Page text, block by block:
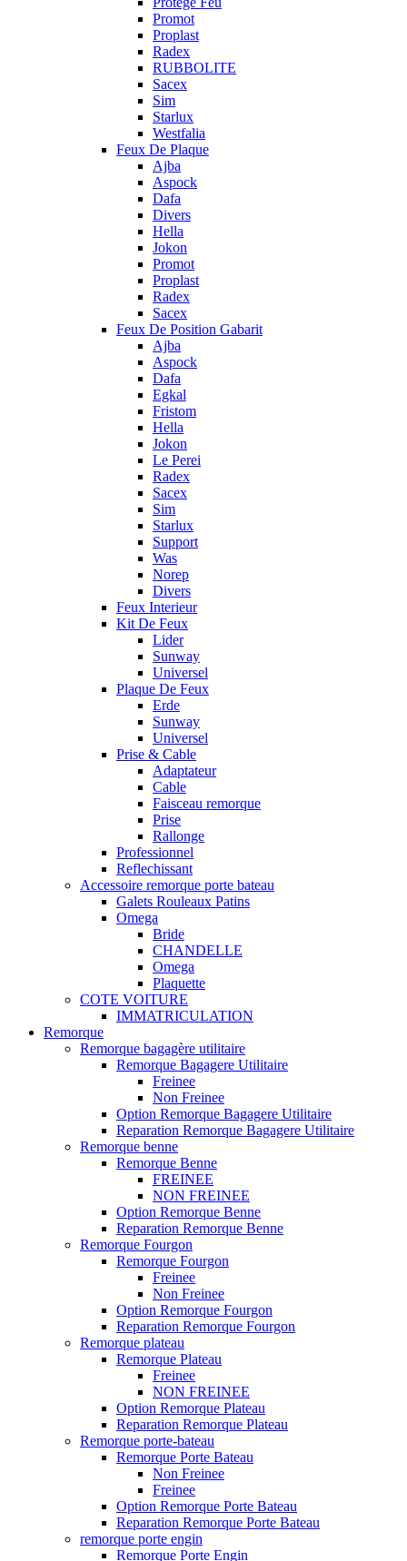
Promot
Proplast
Radex
RUBBOLITE
Sacex
Sim
Starlux
Westfalia
Feux De Plaque
Ajba
Aspock
Dafa
Divers
Hella
Jokon
Promot
Proplast
Radex
Sacex
Feux De Position Gabarit
Ajba
Aspock
Dafa
Egkal
Fristom
Hella
Jokon
Le Perei
Radex
Sacex
Sim
Starlux
Support
Was
Norep
Divers
Feux Interieur
Kit De Feux
Lider
Sunway
Universel
Plaque De Feux
Erde
Sunway
Universel
Prise & Cable
Adaptateur
Cable
Faisceau remorque
Prise
Rallonge
Professionnel
Reflechissant
Accessoire remorque porte bateau
Galets Rouleaux Patins
Omega
Bride
CHANDELLE
Omega
Plaquette
COTE VOITURE
IMMATRICULATION
Remorque
Remorque bagagère utilitaire
Remorque Bagagere Utilitaire
Freinee
Non Freinee
Option Remorque Bagagere Utilitaire
Reparation Remorque Bagagere Utilitaire
Remorque benne
Remorque Benne
FREINEE
NON FREINEE
Option Remorque Benne
Reparation Remorque Benne
Remorque Fourgon
Remorque Fourgon
Freinee
Non Freinee
Option Remorque Fourgon
Reparation Remorque Fourgon
Remorque plateau
Remorque Plateau
Freinee
NON FREINEE
Option Remorque Plateau
Reparation Remorque Plateau
Remorque porte-bateau
Remorque Porte Bateau
Non Freinee
Freinee
Option Remorque Porte Bateau
Reparation Remorque Porte Bateau
remorque porte engin
Remorque Porte Engin